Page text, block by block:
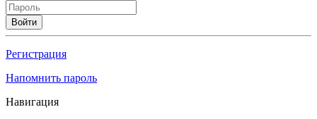
Войти
Регистрация
Напомнить пароль
Навигация